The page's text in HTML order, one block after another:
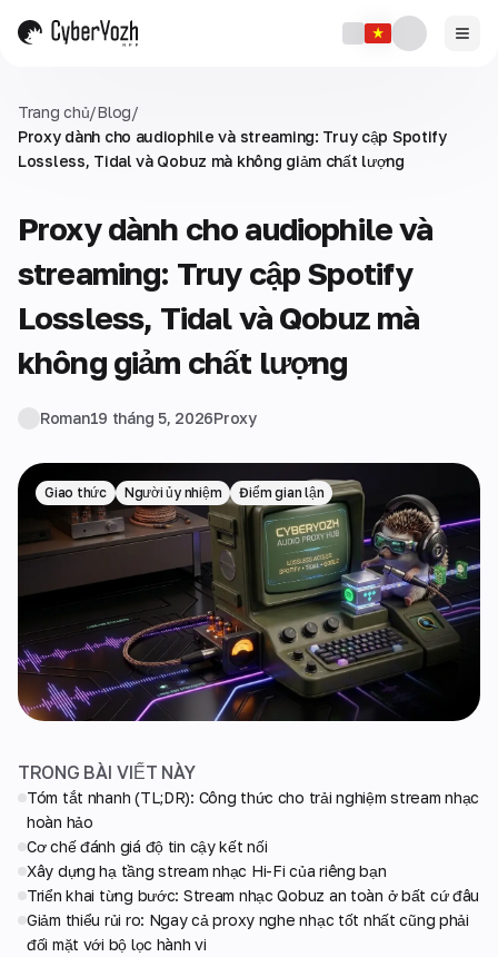
Trang chủ/Blog/
Proxy dành cho audiophile và streaming: Truy cập Spotify
Lossless, Tidal và Qobuz mà không giảm chất lượng
Proxy dành cho audiophile và
streaming: Truy cập Spotify
Lossless, Tidal và Qobuz mà
không giảm chất lượng
Roman19 tháng 5, 2026Proxy
Giao thức Người ủy nhiệm Điểm gian lận
TRONG BÀI VIẾT NÀY
Tóm tắt nhanh (TL;DR): Công thức cho trải nghiệm stream nhạc
hoàn hảo
Cơ chế đánh giá độ tin cậy kết nối
Xây dựng hạ tầng stream nhạc Hi-Fi của riêng bạn
Triển khai từng bước: Stream nhạc Qobuz an toàn ở bất cứ đâu
Giảm thiểu rủi ro: Ngay cả proxy nghe nhạc tốt nhất cũng phải
đối mặt với bộ lọc hành vi